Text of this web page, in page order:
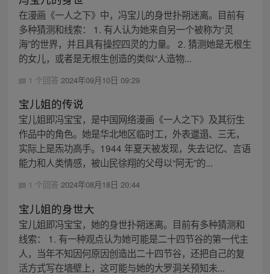
在漫画《一人之下》中，冯宝儿的身世扑朔迷离。目前有
多种猜测和线索： 1. 有人认为她来自另一个被称为“灵
海”的世界，并且具有操控四灵的力量。 2. 猜测她是无根生
的女儿，或者是无根生创造的类似“人造物...
1 个回答 2024年09月10日 09:29
宝儿姐的传说
宝儿姐即冯宝宝，是中国网络漫画《一人之下》及其衍生
作品中的角色。她是华北地区临时工，外表邋遢、三无，
实际上是炁功高手。1944 年夏天被发现，失去记忆、言语
能力和人类情感，被山民徐翔的父母以“阿无”的...
1 个回答 2024年08月18日 20:44
宝儿姐的身世大
宝儿姐即冯宝宝，她的身世扑朔迷离。目前有多种猜测和
线索： 1. 有一种观点认为她可能是二十四节谷的第一代主
人，当年不知因何原因创造出二十四节谷，还把自己的复
活方式写在墙壁上，这可能与她的大罗洞关预知未...